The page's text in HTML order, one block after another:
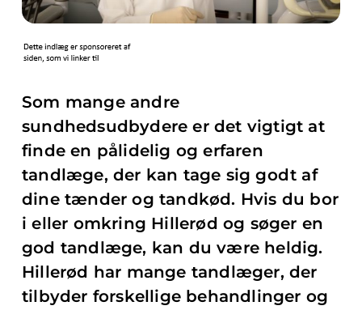
Som mange andre
sundhedsudbydere er det vigtigt at
finde en pålidelig og erfaren
tandlæge, der kan tage sig godt af
dine tænder og tandkød. Hvis du bor
i eller omkring Hillerød og søger en
god tandlæge, kan du være heldig.
Hillerød har mange tandlæger, der
tilbyder forskellige behandlinger og